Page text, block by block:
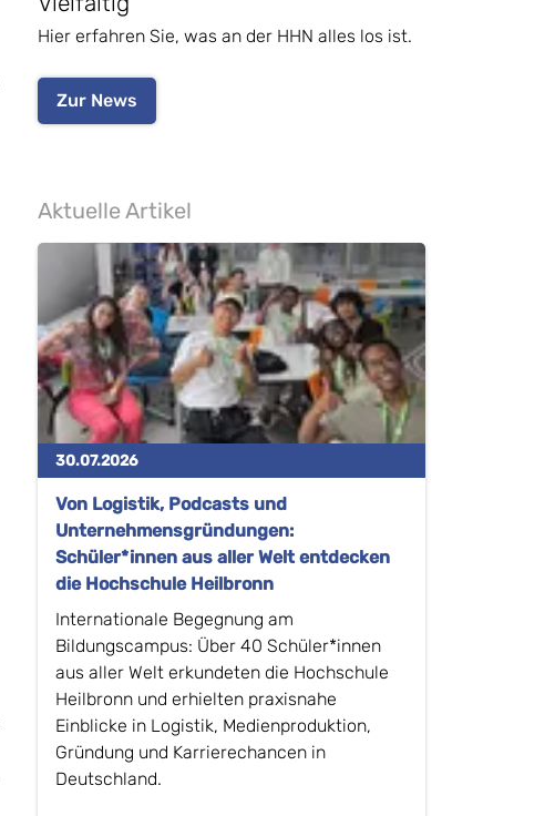
Hier erfahren Sie, was an der HHN alles los ist.
Zur News
Aktuelle Artikel
30.07.2026
Von Logistik, Podcasts und
Unternehmensgründungen:
Schüler*innen aus aller Welt entdecken
die Hochschule Heilbronn
Internationale Begegnung am
Bildungscampus: Über 40 Schüler*innen
aus aller Welt erkundeten die Hochschule
Heilbronn und erhielten praxisnahe
Einblicke in Logistik, Medienproduktion,
Gründung und Karrierechancen in
Deutschland.